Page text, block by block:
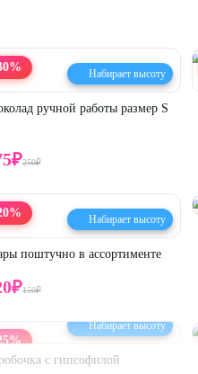
% Набирает высоту
ручной работы размер S
₽250₽
% Набирает высоту
поштучно в ассортименте
₽150₽
%
Набирает высоту
с гипсофилой